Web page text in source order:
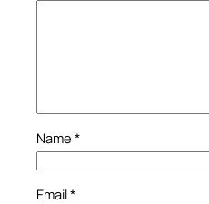
Name *
Email*